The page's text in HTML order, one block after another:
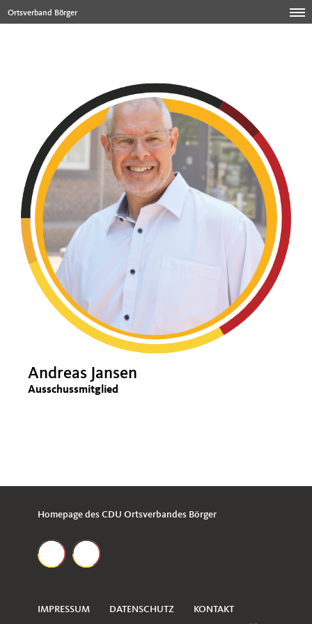
Ortsverband Börger
Andreas Jansen
Ausschussmitglied
Homepage des CDU Ortsverbandes Börger
IMPRESSUM DATENSCHUTZ KONTAKT